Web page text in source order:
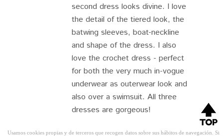
second dress looks divine. I love
the detail of the tiered look, the
batwing sleeves, boat-neckline
and shape of the dress. I also
love the crochet dress - perfect
for both the very much in-vogue
underwear as outerwear look and
also over a swimsuit. All three
dresses are gorgeous!
Usamos cookies propias y de terceros que recogen datos sobre sus hábitos de navegación. Si